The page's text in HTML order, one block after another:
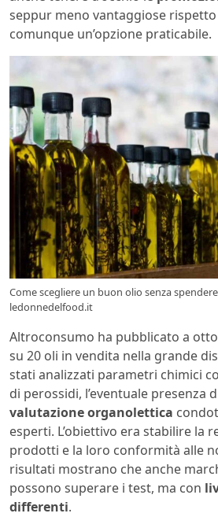
seppur meno vantaggiose
comunque un’opzione praticabile.
Come scegliere un buon olio senza
ledonnedelfood.it
Altroconsumo ha pubblicato a
su 20 oli in vendita nella grande
stati analizzati parametri chimici
di perossidi, l’eventuale presenza
valutazione organolettica
esperti. L’obiettivo era stabilire la
prodotti e la loro conformità alle
risultati mostrano che anche
possono superare i test, ma con
differenti.